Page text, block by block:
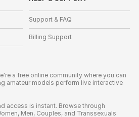
Support & FAQ
Billing Support
a free online community where you can
amateur models perform live interactive
access is instant. Browse through
Men, Couples, and Transsexuals